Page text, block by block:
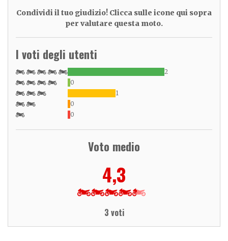
Condividi il tuo giudizio! Clicca sulle icone qui sopra
per valutare questa moto.
I voti degli utenti
2
0
1
0
0
Voto medio
4,3
3 voti